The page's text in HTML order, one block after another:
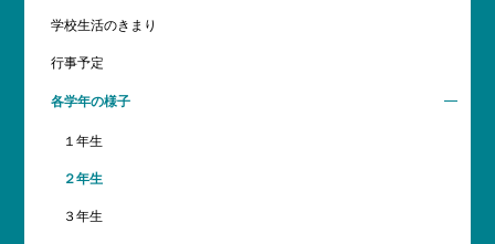
学校生活のきまり
行事予定
各学年の様子
１年生
２年生
３年生